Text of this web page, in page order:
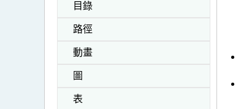
目錄
路徑
動畫
圖
表